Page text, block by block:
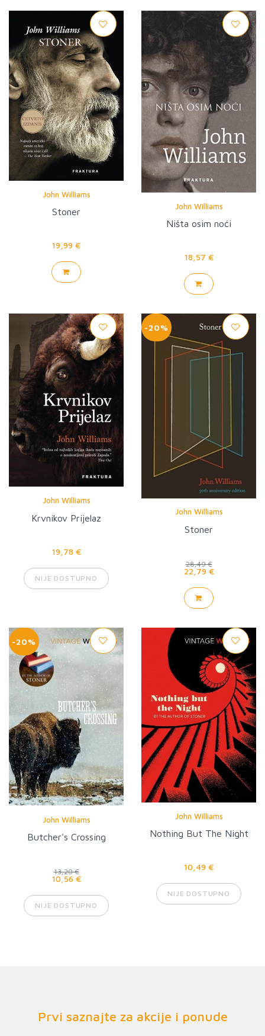
John Williams
Stoner
19,99 €
John Williams
Ništa osim noći
18,57 €
John Williams
Krvnikov Prijelaz
19,78 €
NIJE DOSTUPNO
-20%
John Williams
Stoner
28,49 €
22,79 €
-20%
John Williams
Butcher's Crossing
13,20 €
10,56 €
NIJE DOSTUPNO
John Williams
Nothing But The Night
10,49 €
NIJE DOSTUPNO
Prvi saznajte za akcije i ponude